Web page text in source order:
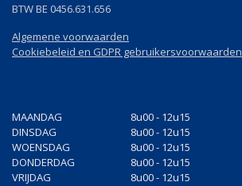
BTW BE 0456.631.656
Algemene voorwaarden
Cookiebeleid en GDPR gebruikersvoorwaarden
MAANDAG
DINSDAG
WOENSDAG
DONDERDAG
VRIJDAG
8u00 - 12u15
8u00 - 12u15
8u00 - 12u15
8u00 - 12u15
8u00 - 12u15